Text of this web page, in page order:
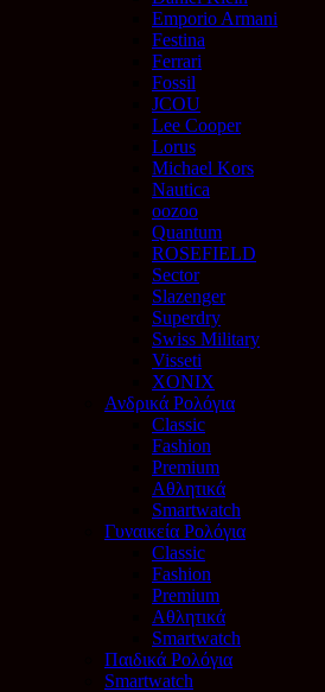
Emporio Armani
Festina
Ferrari
Fossil
JCOU
Lee Cooper
Lorus
Michael Kors
Nautica
oozoo
Quantum
ROSEFIELD
Sector
Slazenger
Superdry
Swiss Military
Visseti
XONIX
Ανδρικά Ρολόγια
Classic
Fashion
Premium
Αθλητικά
Smartwatch
Γυναικεία Ρολόγια
Classic
Fashion
Premium
Αθλητικά
Smartwatch
Παιδικά Ρολόγια
Smartwatch